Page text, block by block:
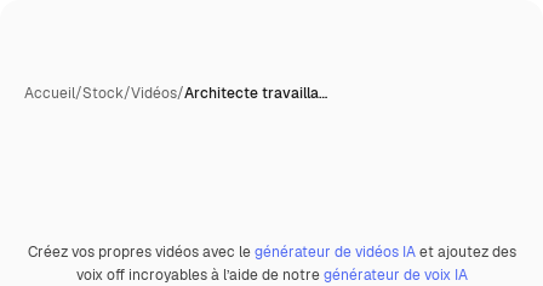
Accueil/Stock/Vidéos/Architecte travailla…
Premium
Créez vos propres vidéos avec legénérateur de vidéos IAet ajoutez des
voix off incroyables à l’aide de notregénérateur de voix IA